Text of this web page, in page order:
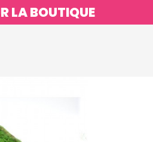
LA BOUTIQUE